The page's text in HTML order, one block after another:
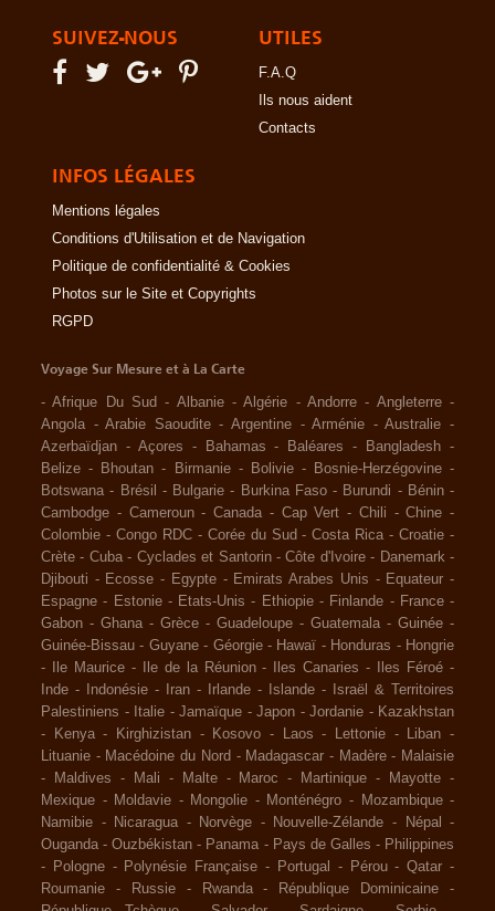
SUIVEZ-NOUS UTILES
F.A.Q
Ils nous aident
Contacts
INFOS LÉGALES
Mentions légales
Conditions d'Utilisation et de Navigation
Politique de confidentialité & Cookies
Photos sur le Site et Copyrights
RGPD
Voyage Sur Mesure et à La Carte
-Afrique Du Sud - Albanie -Algérie -Andorre - Angleterre -
Angola -Arabie Saoudite -Argentine -Arménie -Australie -
Azerbaïdjan - Açores - Bahamas - Baléares - Bangladesh -
Belize - Bhoutan - Birmanie - Bolivie - Bosnie-Herzégovine -
Botswana - Brésil - Bulgarie - Burkina Faso - Burundi - Bénin -
Cambodge - Cameroun - Canada - Cap Vert - Chili -Chine -
Colombie - Congo RDC - Corée du Sud -Costa Rica -Croatie -
Crète - Cuba - Cyclades et Santorin -Côte d'Ivoire - Danemark -
Djibouti - Ecosse - Egypte - Emirats Arabes Unis - Equateur -
Espagne - Estonie - Etats-Unis - Ethiopie - Finlande - France -
Gabon - Ghana - Grèce - Guadeloupe - Guatemala - Guinée -
Guinée-Bissau - Guyane - Géorgie - Hawaï - Honduras - Hongrie
-
Ile Maurice - Ile de la Réunion - Iles Canaries - Iles Féroé -
Inde - Indonésie - Iran - Irlande - Islande -
Israël & Territoires
Palestiniens - Italie - Jamaïque - Japon - Jordanie - Kazakhstan
-
Kenya - Kirghizistan - Kosovo - Laos - Lettonie - Liban -
Lituanie - Macédoine du Nord - Madagascar - Madère - Malaisie
-
Maldives - Mali - Malte - Maroc - Martinique - Mayotte -
Mexique - Moldavie - Mongolie - Monténégro - Mozambique -
Namibie - Nicaragua - Norvège - Nouvelle-Zélande - Népal
-
Ouganda -Ouzbékistan - Panama - Pays de Galles - Philippines
-
Pologne - Polynésie Française - Portugal - Pérou -Qatar -
Roumanie
- Russie - Rwanda - République Dominicaine
-